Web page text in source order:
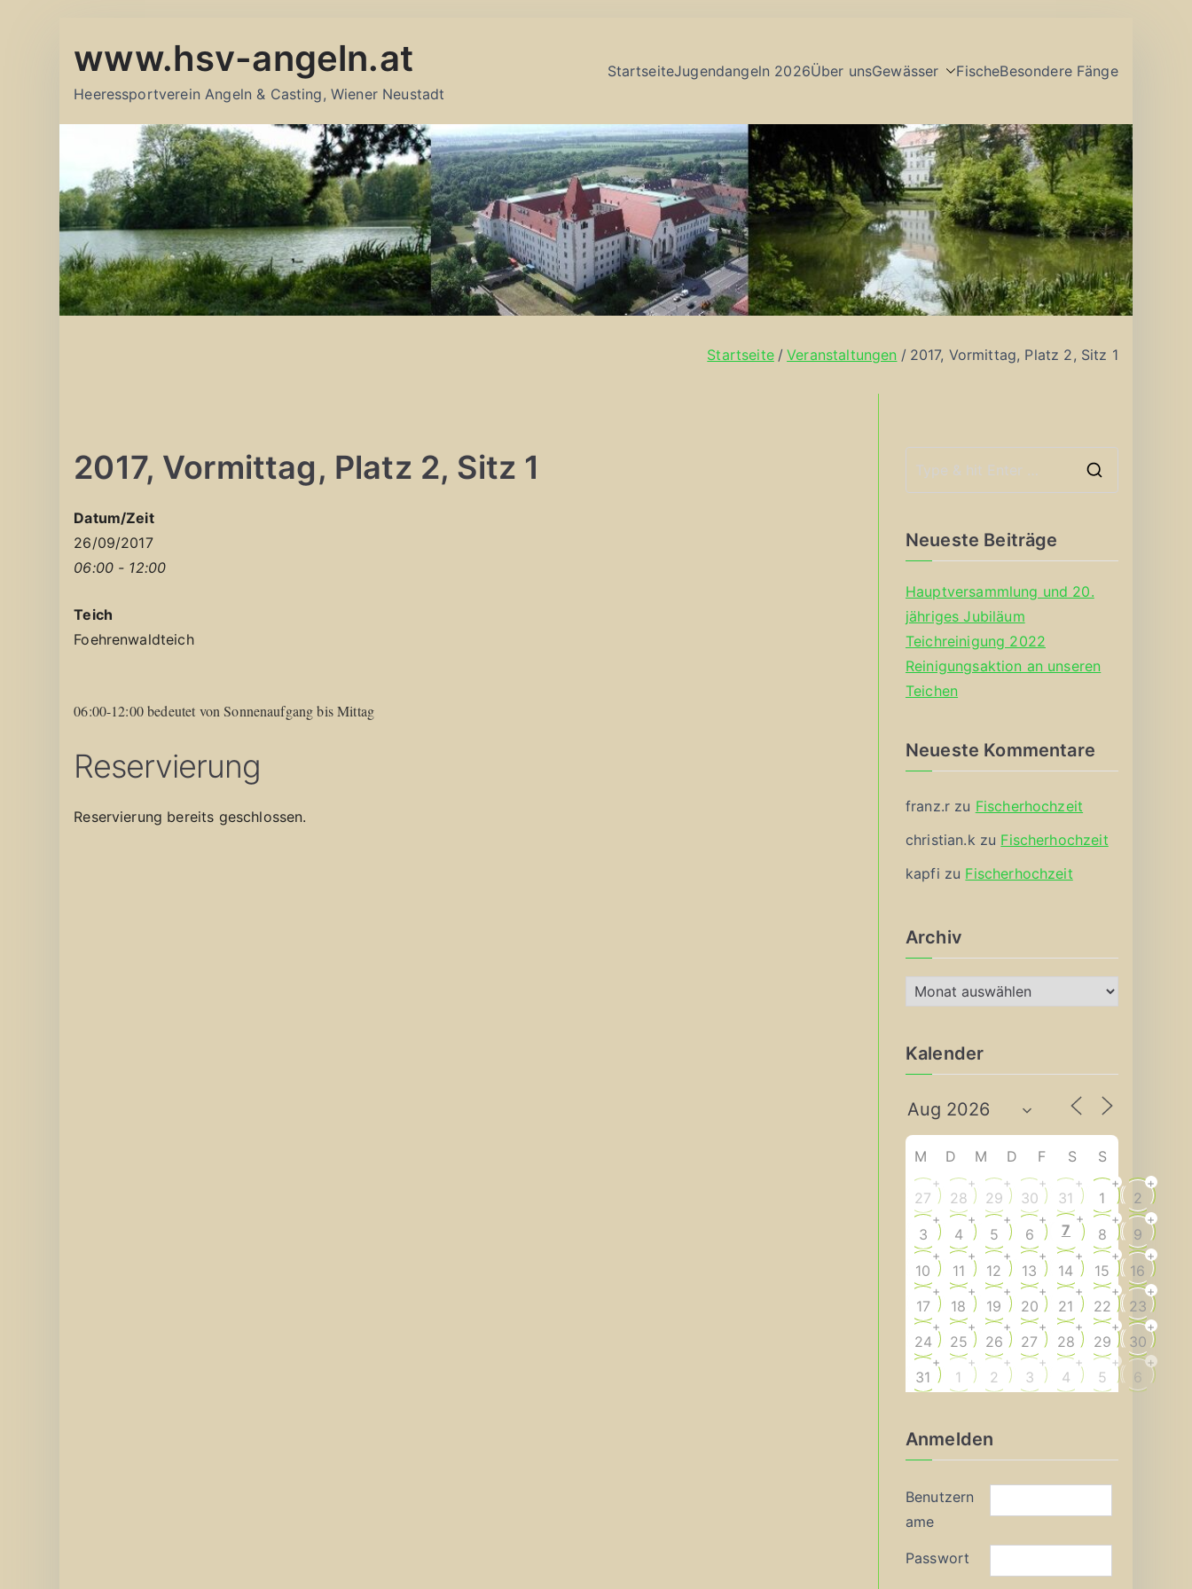
Inhalt
www.hsv-angeln.at
Heeressportverein Angeln & Casting, Wiener Neustadt
StartseiteJugendangeln 2026Über unsGewässer FischeBesondere Fänge
Startseite Veranstaltungen 2017, Vormittag, Platz 2, Sitz 1
2017, Vormittag, Platz 2, Sitz 1
Datum/Zeit
26/09/2017
06:00 - 12:00
Teich
Foehrenwaldteich
06:00-12:00 bedeutet von Sonnenaufgang bis Mittag
Reservierung
Reservierung bereits geschlossen.
Neueste Beiträge
Hauptversammlung und 20.
jähriges Jubiläum
Teichreinigung 2022
Reinigungsaktion an unseren
Teichen
Neueste Kommentare
franz.r zu Fischerhochzeit
christian.k zu Fischerhochzeit
kapfi zu Fischerhochzeit
Archiv
r
h
v
Kalender
M D M D F S S
27
+
28
+
29
+
30
+
31
+
1
+
2
+
3
+
4
+
5
+
6
+
7
+
8
+
9
+
10
+
11
+
12
+
13
+
14
+
15
+
16
+
17
+
18
+
19
+
20
+
21
+
22
+
23
+
24
+
25
+
26
+
27
+
28
+
29
+
30
+
31
+
1
+
2
+
3
+
4
+
5
+
6
+
Anmelden
Benutzern
ame
Passwort